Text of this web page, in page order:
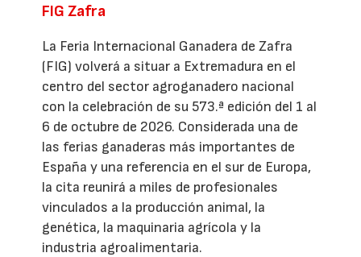
FIG Zafra
La Feria Internacional Ganadera de Zafra
(FIG) volverá a situar a Extremadura en el
centro del sector agroganadero nacional
con la celebración de su 573.ª edición del 1 al
6 de octubre de 2026. Considerada una de
las ferias ganaderas más importantes de
España y una referencia en el sur de Europa,
la cita reunirá a miles de profesionales
vinculados a la producción animal, la
genética, la maquinaria agrícola y la
industria agroalimentaria.